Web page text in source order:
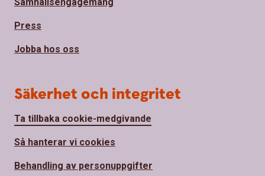
Press
Jobba hos oss
Säkerhet och integritet
Ta tillbaka cookie-medgivande
Så hanterar vi cookies
Behandling av personuppgifter